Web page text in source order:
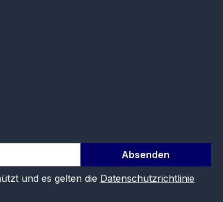
Absenden
und es gelten die Datenschutzrichtlinie